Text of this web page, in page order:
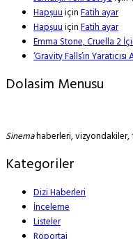
HapşuuiçinFatih ayar
HapşuuiçinFatih ayar
Emma Stone, Cruella 2
‘Gravity Falls’ın
Dolasim Menusu
Sinemahaberleri, vizyondakiler,
Kategoriler
Dizi Haberleri
İnceleme
Listeler